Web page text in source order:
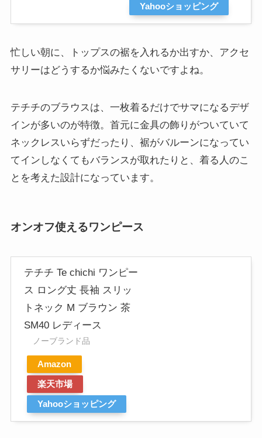
Yahooショッピング
忙しい朝に、トップスの裾を入れるか出すか、アクセ
サリーはどうするか悩みたくないですよね。
テチチのブラウスは、一枚着るだけでサマになるデザ
インが多いのが特徴。首元に金具の飾りがついていて
ネックレスいらずだったり、裾がバルーンになってい
てインしなくてもバランスが取れたりと、着る人のこ
とを考えた設計になっています。
オンオフ使えるワンピース
テチチ Te chichi ワンピー
ス ロング丈 長袖 スリッ
トネック M ブラウン 茶
SM40 レディース
ノーブランド品
Amazon
楽天市場
Yahooショッピング